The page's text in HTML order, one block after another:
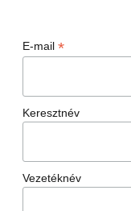
E-mail *
Keresztnév
Vezetéknév